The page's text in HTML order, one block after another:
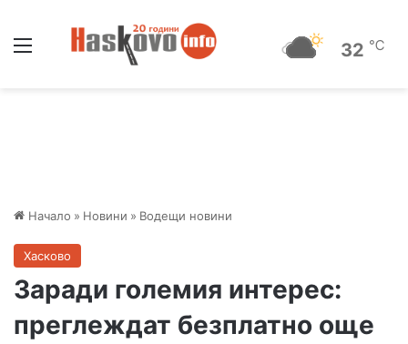
32 ℃
Начало » Новини » Водещи новини
Хасково
Заради големия интерес:
преглеждат безплатно още